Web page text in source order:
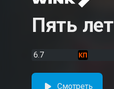
Пять
6.7
Смотреть